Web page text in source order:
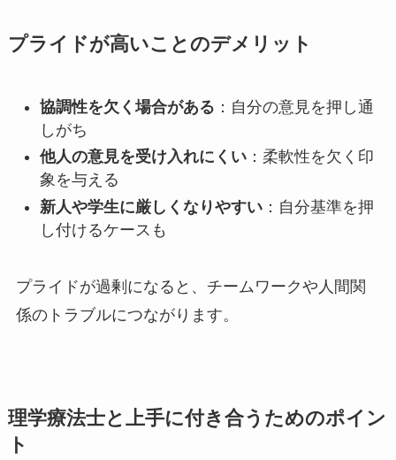
プライドが高いことのデメリット
協調性を欠く場合がある ：自分の意見を押し通
しがち
他人の意見を受け入れにくい：柔軟性を欠く印
象を与える
新人や学生に厳しくなりやすい：自分基準を押
し付けるケースも
プライドが過剰になると、チームワークや人間関
係のトラブルにつながります。
理学療法士と上手に付き合うためのポイン
ト